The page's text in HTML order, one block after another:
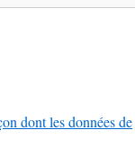
dont les données de